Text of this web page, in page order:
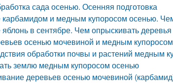
сада осенью. Осенняя подготовка
и медным купоросом осенью.
в сентябре. Чем опрыскивать
осенью мочевиной и медным
обработки почвы и растений медным
землю медным купоросом осенью
деревьев осенью мочевиной